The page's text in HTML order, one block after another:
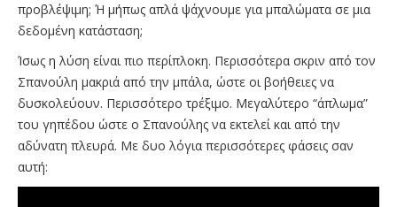
προβλέψιμη; Ή μήπως απλά ψάχνουμε για μπαλώματα σε μια
δεδομένη κατάσταση;
Ίσως η λύση είναι πιο περίπλοκη. Περισσότερα σκριν από τον
Σπανούλη μακριά από την μπάλα, ώστε οι βοήθειες να
δυσκολεύουν. Περισσότερο τρέξιμο. Μεγαλύτερο “άπλωμα”
του γηπέδου ώστε ο Σπανούλης να εκτελεί και από την
αδύνατη πλευρά. Με δυο λόγια περισσότερες φάσεις σαν
αυτή: